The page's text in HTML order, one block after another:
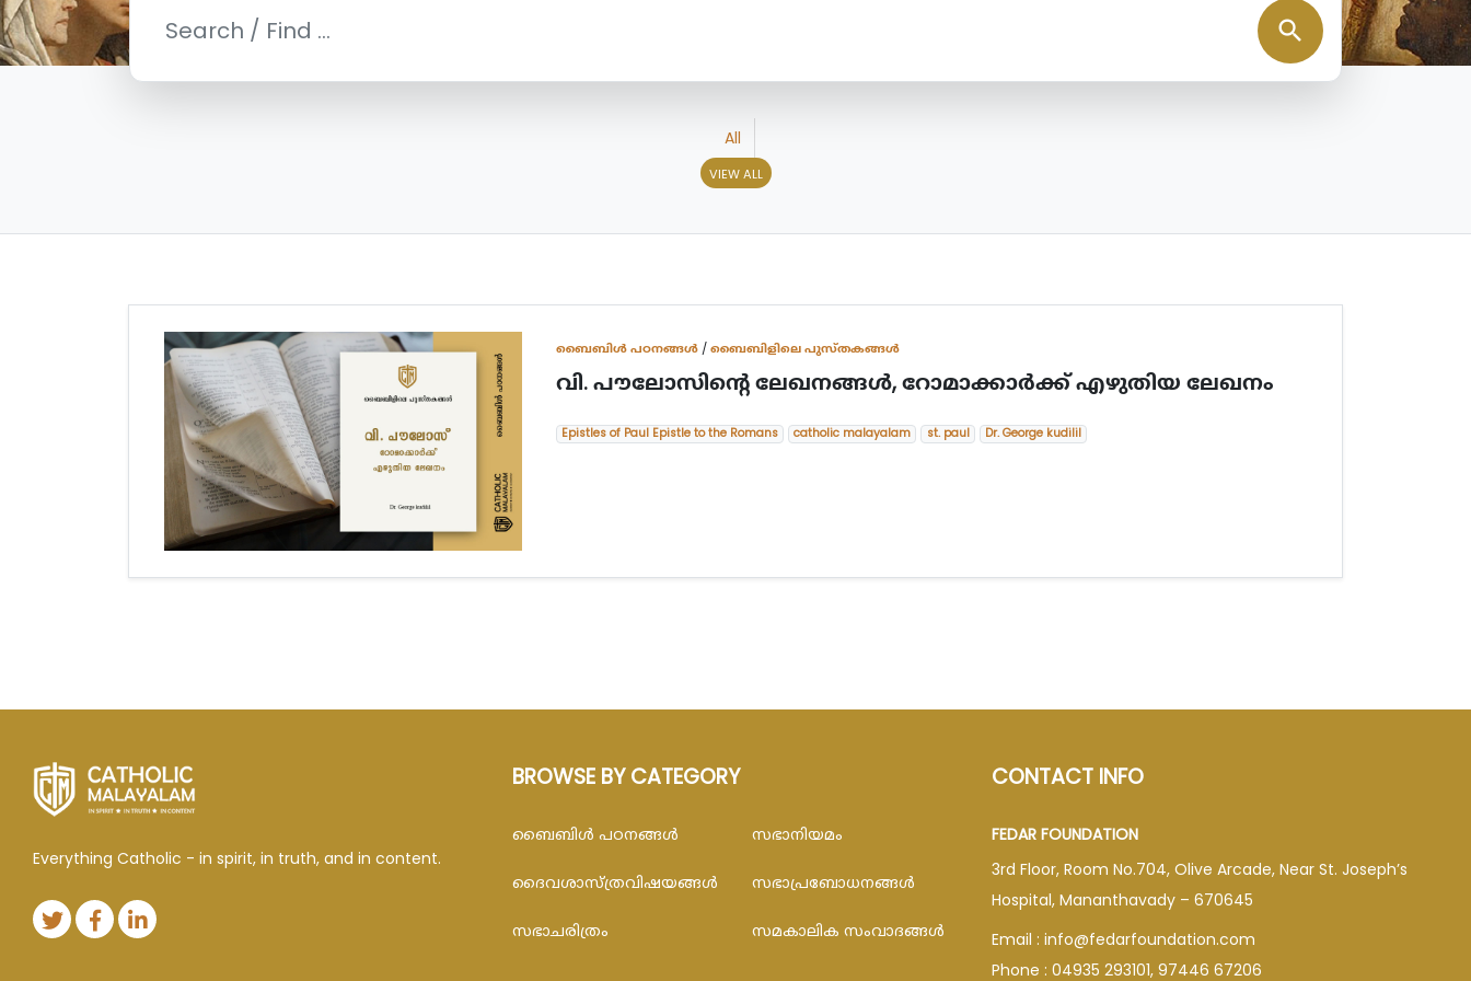
search
All
VIEW ALL
ബൈബിള്‍ പഠനങ്ങള്‍/ബൈബിളിലെ പുസ്തകങ്ങൾ
വി. പൗലോസിന്‍റെ ലേഖനങ്ങള്‍, റോമാക്കാര്‍ക്ക് എഴുതിയ ലേഖനം
Epistles of Paul Epistle to the Romans catholic malayalam st. paul Dr. George kudilil
Everything Catholic - in spirit, in truth, and in content.
BROWSE BY CATEGORY
ബൈബിള്‍ പഠനങ്ങള്‍
ദൈവശാസ്ത്രവിഷയങ്ങള്‍
സഭാചരിത്രം
സഭാനിയമം
സഭാപ്രബോധനങ്ങള്‍
സമകാലിക സംവാദങ്ങൾ
CONTACT INFO
FEDAR FOUNDATION
3rd Floor, Room No.704, Olive Arcade, Near St. Joseph’s
Hospital, Mananthavady – 670645
Email : info@fedarfoundation.com
Phone : 04935 293101, 97446 67206